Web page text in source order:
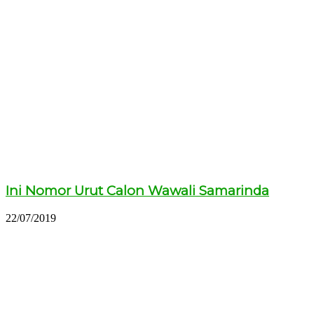
Ini Nomor Urut Calon Wawali Samarinda
22/07/2019